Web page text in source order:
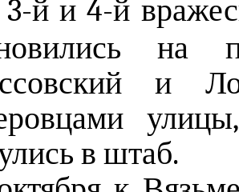
3-й и 4-й
на
и
в штаб.